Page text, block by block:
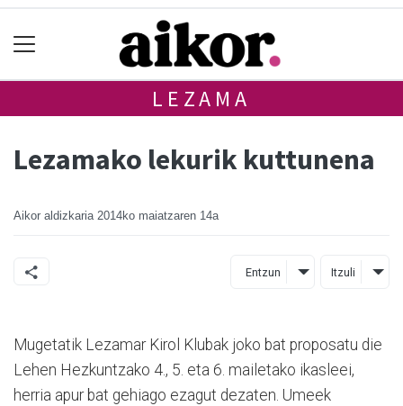
LEZAMA
Lezamako lekurik kuttunena
Aikor aldizkaria 2014ko maiatzaren 14a
Entzun Itzuli
Mugetatik Lezamar Kirol Klubak joko bat proposatu die
Lehen Hezkuntzako 4., 5. eta 6. mailetako ikasleei,
herria apur bat gehiago ezagut dezaten. Umeek